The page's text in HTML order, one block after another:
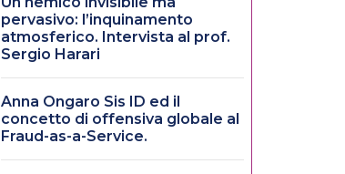
pervasivo: l’inquinamento
atmosferico. Intervista al prof.
Sergio Harari
Anna Ongaro Sis ID ed il
concetto di offensiva globale al
Fraud-as-a-Service.